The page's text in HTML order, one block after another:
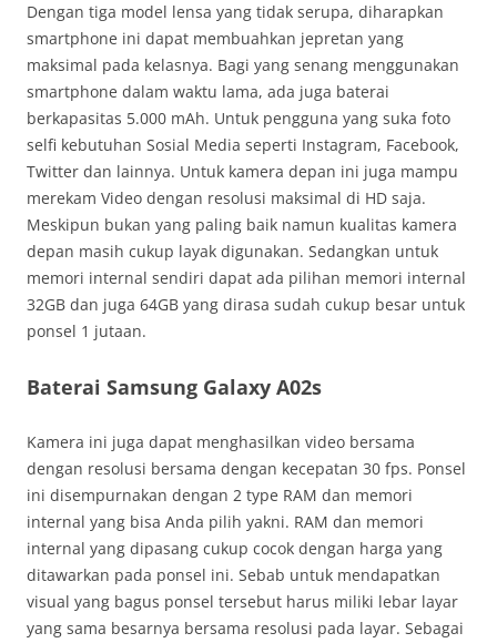
Dengan tiga model lensa yang tidak serupa, diharapkan
smartphone ini dapat membuahkan jepretan yang
maksimal pada kelasnya. Bagi yang senang menggunakan
smartphone dalam waktu lama, ada juga baterai
berkapasitas 5.000 mAh. Untuk pengguna yang suka foto
selfi kebutuhan Sosial Media seperti Instagram, Facebook,
Twitter dan lainnya. Untuk kamera depan ini juga mampu
merekam Video dengan resolusi maksimal di HD saja.
Meskipun bukan yang paling baik namun kualitas kamera
depan masih cukup layak digunakan. Sedangkan untuk
memori internal sendiri dapat ada pilihan memori internal
32GB dan juga 64GB yang dirasa sudah cukup besar untuk
ponsel 1 jutaan.
Baterai Samsung Galaxy A02s
Kamera ini juga dapat menghasilkan video bersama
dengan resolusi bersama dengan kecepatan 30 fps. Ponsel
ini disempurnakan dengan 2 type RAM dan memori
internal yang bisa Anda pilih yakni. RAM dan memori
internal yang dipasang cukup cocok dengan harga yang
ditawarkan pada ponsel ini. Sebab untuk mendapatkan
visual yang bagus ponsel tersebut harus miliki lebar layar
yang sama besarnya bersama resolusi pada layar. Sebagai